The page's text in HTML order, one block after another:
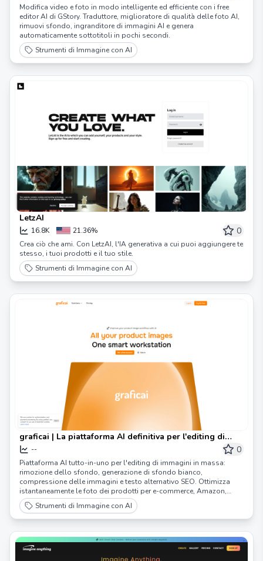
Modifica video e foto in modo intelligente ed efficiente con i free
editor AI di GStory. Traduttore, miglioratore di qualità delle foto AI,
rimuovi sfondo, ingranditore di immagini AI e genera
automaticamente sottotitoli in pochi secondi.
Strumenti di Immagine con AI
LetzAI
16.8K 21.36% 0
Crea ciò che ami. Con LetzAI, l'IA generativa a cui puoi aggiungere te
stesso, i tuoi prodotti e il tuo stile.
Strumenti di Immagine con AI
graficai | La piattaforma AI definitiva per l'editing di
immagini in massa, ottimizzazione e crescita dell'e-
commerce
-- 0
Piattaforma AI tutto-in-uno per l'editing di immagini in massa:
rimozione dello sfondo, generazione di sfondo bianco,
compressione delle immagini e testo alternativo SEO. Ottimizza
istantaneamente le foto dei prodotti per e-commerce, Amazon,
Shopify e altro. Risparmia tempo, aumenta le vendite e migliora la
velocità del sito con graficai.
Strumenti di Immagine con AI